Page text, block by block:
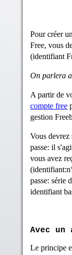
Pour créer
Free, vous
(identifiant
On parlera
A partir de
compte free
gestion
Vous devrez
passe: il
vous avez
passe: série
identifiant
Avec un
Le principe